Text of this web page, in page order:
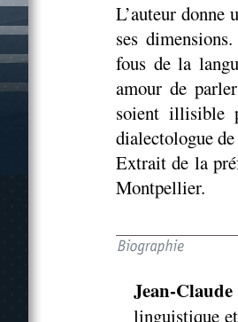
L’auteur donne
ses
fous de la
amour de
soient illisible
dialectologue
Extrait de la
Montpellier.
Jean-
linguistique